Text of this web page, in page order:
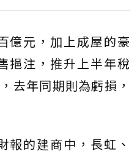
億元，加上成屋的豪
挹注，推升上半年稅
去年同期則為虧損，
報的建商中，長虹、